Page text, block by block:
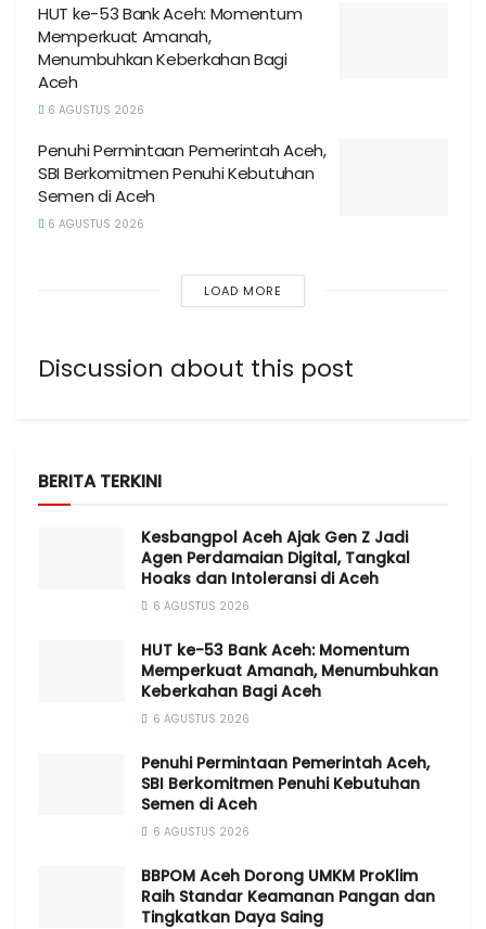
HUT ke-53 Bank Aceh: Momentum
Memperkuat Amanah,
Menumbuhkan Keberkahan Bagi
Aceh
6 AGUSTUS 2026
Penuhi Permintaan Pemerintah Aceh,
SBI Berkomitmen Penuhi Kebutuhan
Semen di Aceh
6 AGUSTUS 2026
LOAD MORE
Discussion about this post
BERITA TERKINI
Kesbangpol Aceh Ajak Gen Z Jadi
Agen Perdamaian Digital, Tangkal
Hoaks dan Intoleransi di Aceh
6 AGUSTUS 2026
HUT ke-53 Bank Aceh: Momentum
Memperkuat Amanah, Menumbuhkan
Keberkahan Bagi Aceh
6 AGUSTUS 2026
Penuhi Permintaan Pemerintah Aceh,
SBI Berkomitmen Penuhi Kebutuhan
Semen di Aceh
6 AGUSTUS 2026
BBPOM Aceh Dorong UMKM ProKlim
Raih Standar Keamanan Pangan dan
Tingkatkan Daya Saing